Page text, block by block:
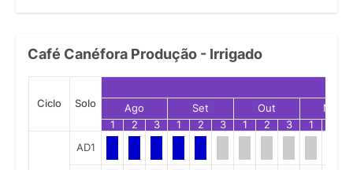
Café Canéfora Produção - Irrigado
Ciclo Solo Ago Set Out
Nov
1
2 3 1 2 3 1 2 3 1
AD1